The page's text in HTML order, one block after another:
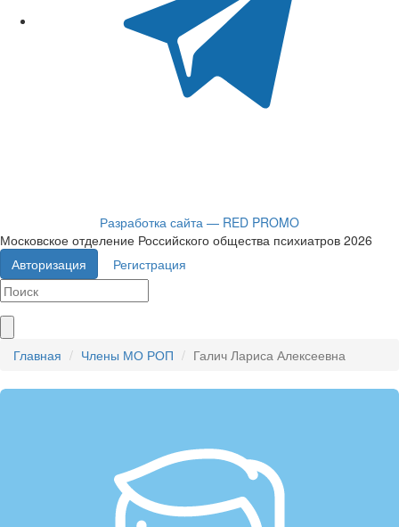
Разработка сайта — RED PROMO
Московское отделение Российского общества психиатров 2026
Авторизация
Регистрация
Главная Члены МО РОП Галич Лариса Алексеевна